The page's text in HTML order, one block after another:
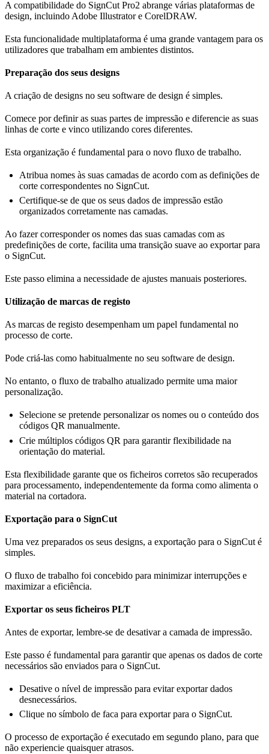
A compatibilidade do SignCut Pro2 abrange várias plataformas de
design, incluindo Adobe Illustrator e CorelDRAW.
Esta funcionalidade multiplataforma é uma grande vantagem para os
utilizadores que trabalham em ambientes distintos.
Preparação dos seus designs
A criação de designs no seu software de design é simples.
Comece por definir as suas partes de impressão e diferencie as suas
linhas de corte e vinco utilizando cores diferentes.
Esta organização é fundamental para o novo fluxo de trabalho.
Atribua nomes às suas camadas de acordo com as definições de
corte correspondentes no SignCut.
Certifique-se de que os seus dados de impressão estão
organizados corretamente nas camadas.
Ao fazer corresponder os nomes das suas camadas com as
predefinições de corte, facilita uma transição suave ao exportar para
o SignCut.
Este passo elimina a necessidade de ajustes manuais posteriores.
Utilização de marcas de registo
As marcas de registo desempenham um papel fundamental no
processo de corte.
Pode criá-las como habitualmente no seu software de design.
No entanto, o fluxo de trabalho atualizado permite uma maior
personalização.
Selecione se pretende personalizar os nomes ou o conteúdo dos
códigos QR manualmente.
Crie múltiplos códigos QR para garantir flexibilidade na
orientação do material.
Esta flexibilidade garante que os ficheiros corretos são recuperados
para processamento, independentemente da forma como alimenta o
material na cortadora.
Exportação para o SignCut
Uma vez preparados os seus designs, a exportação para o SignCut é
simples.
O fluxo de trabalho foi concebido para minimizar interrupções e
maximizar a eficiência.
Exportar os seus ficheiros PLT
Antes de exportar, lembre-se de desativar a camada de impressão.
Este passo é fundamental para garantir que apenas os dados de corte
necessários são enviados para o SignCut.
Desative o nível de impressão para evitar exportar dados
desnecessários.
Clique no símbolo de faca para exportar para o SignCut.
O processo de exportação é executado em segundo plano, para que
não experiencie quaisquer atrasos.